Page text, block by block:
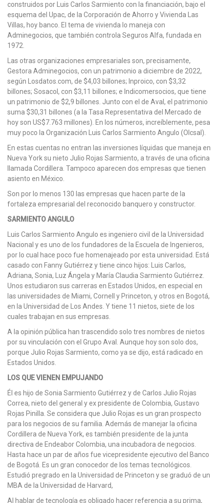
construidos por Luis Carlos Sarmiento con la financiación, bajo el
esquema del Upac, de la Corporación de Ahorro y Vivienda Las
Villas, hoy banco. El tema de vivienda lo maneja con
Adminegocios, que también controla Seguros Alfa, fundada en
1972.
Las otras organizaciones empresariales son, precisamente,
Gestora Adminegocios, con un patrimonio a diciembre de 2022,
según Losdatos.com, de $4,03 billones; Inproico, con $3,32
billones; Sosacol, con $3,11 billones; e Indicomersocios, que tiene
un patrimonio de $2,9 billones. Junto con el de Aval, el patrimonio
suma $30,31 billones (a la Tasa Representativa del Mercado de
hoy son US$7.763 millones). En los números, increíblemente, pesa
muy poco la Organización Luis Carlos Sarmiento Angulo (Olcsal).
En estas cuentas no entran las inversiones líquidas que maneja en
Nueva York su nieto Julio Rojas Sarmiento, a través de una oficina
llamada Cordillera. Tampoco aparecen dos empresas que tienen
asiento en México.
Son por lo menos 130 las empresas que hacen parte de la
fortaleza empresarial del reconocido banquero y constructor.
SARMIENTO ANGULO
Luis Carlos Sarmiento Angulo es ingeniero civil de la Universidad
Nacional y es uno de los fundadores de la Escuela de Ingenieros,
por lo cual hace poco fue homenajeado por esta universidad. Está
casado con Fanny Gutiérrez y tiene cinco hijos: Luis Carlos,
Adriana, Sonia, Luz Ángela y María Claudia Sarmiento Gutiérrez.
Unos estudiaron sus carreras en Estados Unidos, en especial en
las universidades de Miami, Cornell y Princeton, y otros en Bogotá,
en la Universidad de Los Andes. Y tiene 11 nietos, siete de los
cuales trabajan en sus empresas.
A la opinión pública han trascendido solo tres nombres de nietos
por su vinculación con el Grupo Aval. Aunque hoy son solo dos,
porque Julio Rojas Sarmiento, como ya se dijo, está radicado en
Estados Unidos.
LOS QUE VIENEN EMPUJANDO
Él es hijo de Sonia Sarmiento Gutiérrez y de Carlos Julio Rojas
Correa, nieto del general y ex presidente de Colombia, Gustavo
Rojas Pinilla. Se considera que Julio Rojas es un gran prospecto
para los negocios de su familia. Además de manejar la oficina
Cordillera de Nueva York, es también presidente de la junta
directiva de Endeabor Colombia, una incubadora de negocios.
Hasta hace un par de años fue vicepresidente ejecutivo del Banco
de Bogotá. Es un gran conocedor de los temas tecnológicos.
Estudió pregrado en la Universidad de Princeton y se graduó de un
MBA de la Universidad de Harvard,
Al hablar de tecnología es obligado hacer referencia a su prima,